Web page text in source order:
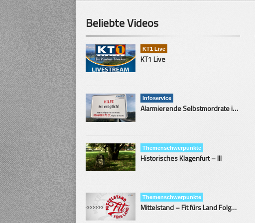
Beliebte Videos
KT1 Live
KT1 Live
Infoservice
Alarmierende Selbstmordrate in Kärnten
Themenschwerpunkte
Historisches Klagenfurt – III
Themenschwerpunkte
Mittelstand – Fit fürs Land Folge 9- Konditor